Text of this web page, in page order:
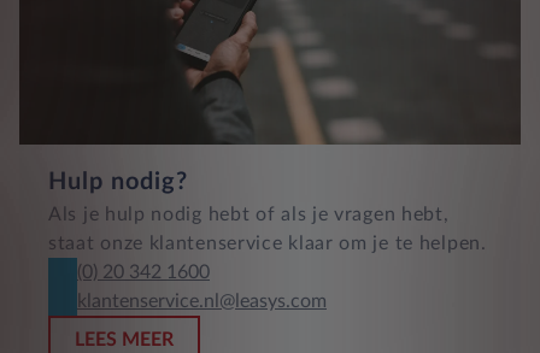
Hulp nodig?
Als je hulp nodig hebt of als je vragen hebt,
staat onze klantenservice klaar om je te helpen.
(0) 20 342 1600
klantenservice.nl@leasys.com
LEES MEER